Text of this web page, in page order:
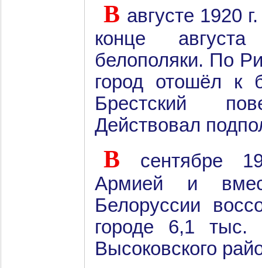
В августе 1920
конце
белополяки. По
город отошёл к
Брестский
Действовал
В
сентябре
Армией и
Белоруссии
городе 6,1 тыс.
Высоковского